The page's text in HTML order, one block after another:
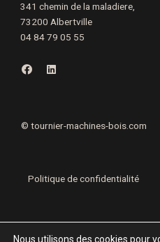
341 chemin de la maladiere,
73200 Albertville
04 84 79 05 55
F
a
o
L
i
i
© tournier-machines-bois.com
Politique de confidentialité
Nous utilisons des cookies pour